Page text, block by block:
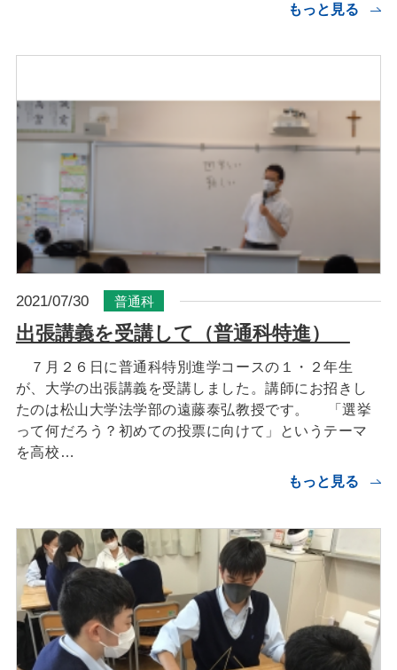
もっと見る
2021/07/30 普通科
出張講義を受講して（普通科特進）
７月２６日に普通科特別進学コースの１・２年生
が、大学の出張講義を受講しました。講師にお招きし
たのは松山大学法学部の遠藤泰弘教授です。 「選挙
って何だろう？初めての投票に向けて」というテーマ
を高校…
もっと見る